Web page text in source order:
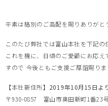
平素は格別のご高配を賜りありがと
このたび弊社では富山本社を下記の
これを機に、日頃のご愛顧にお応
すので 今後ともご支援ご厚誼賜りま
【本社新住所】 2019年10月15日よ
〒930-0857 富山市奥田新町1番23